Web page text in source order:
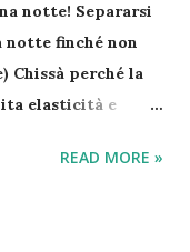
notte! Separarsi
notte finché non
Chissà perché la
elasticità e
notti che non
READ MORE »